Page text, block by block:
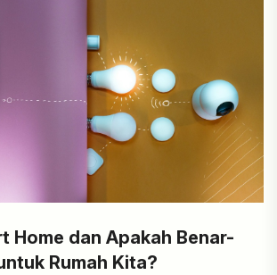
Home dan Apakah Benar-
Rumah Kita?